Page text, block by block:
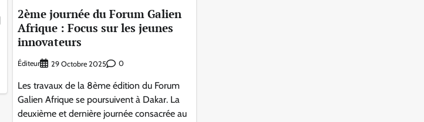
2ème journée du Forum Galien
Afrique : Focus sur les jeunes
innovateurs
Éditeur 29 Octobre 2025 0
Les travaux de la 8ème édition du Forum
Galien Afrique se poursuivent à Dakar. La
deuxième et dernière journée consacrée au